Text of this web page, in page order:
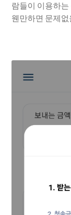
람들이 이용하
웬만하면 문제없